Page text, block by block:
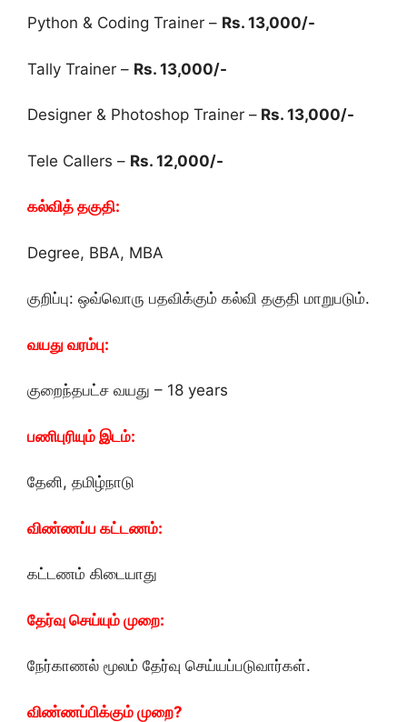
Python & Coding Trainer – Rs. 13,000/-
Tally Trainer – Rs. 13,000/-
Designer & Photoshop Trainer – Rs. 13,000/-
Tele Callers – Rs. 12,000/-
கல்வித் தகுதி:
Degree, BBA, MBA
குறிப்பு: ஒவ்வொரு பதவிக்கும் கல்வி தகுதி மாறுபடும்.
வயது வரம்பு:
குறைந்தபட்ச வயது – 18 years
பணிபுரியும் இடம்:
தேனி, தமிழ்நாடு
விண்ணப்ப கட்டணம்:
கட்டணம் கிடையாது
தேர்வு செய்யும் முறை:
நேர்காணல் மூலம் தேர்வு செய்யப்படுவார்கள்.
விண்ணப்பிக்கும் முறை?